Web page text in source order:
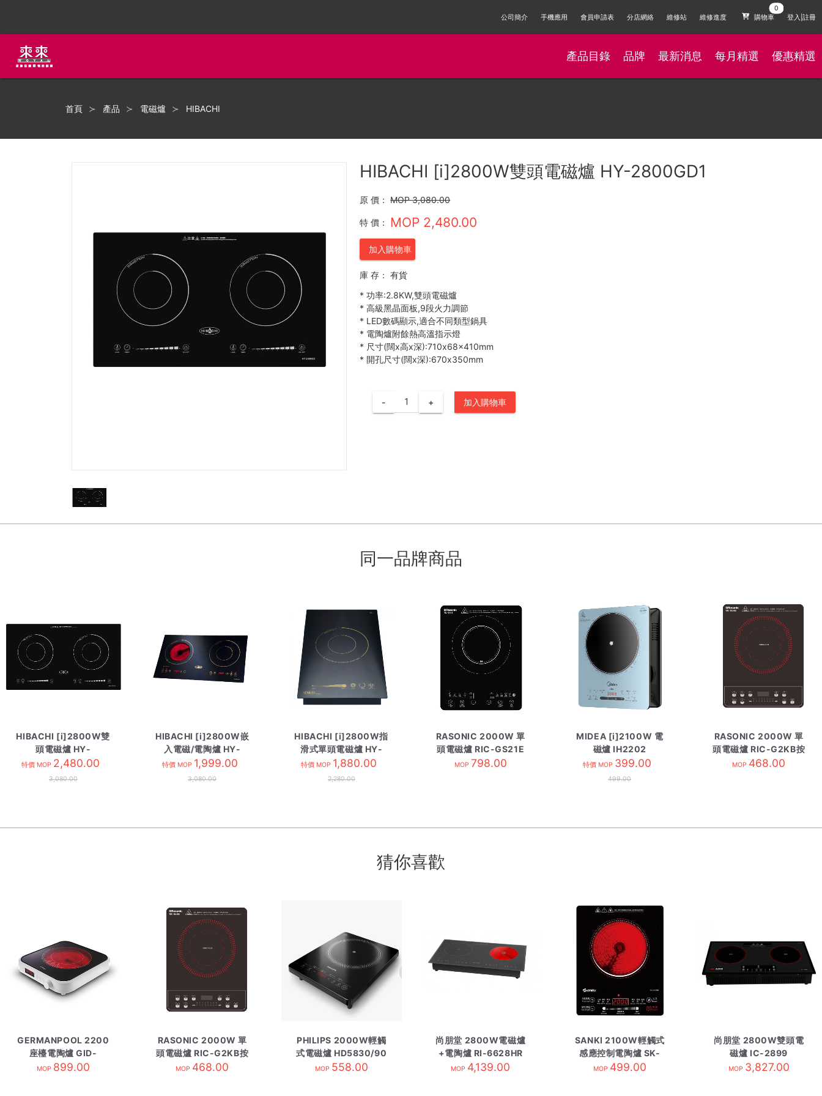
公司簡介 手機應用 會員申請表 分店網絡 維修站 維修進度 購物車 登入|註冊
產品目錄 品牌 最新消息 每月精選 優惠精選
首頁 產品 電磁爐 HIBACHI
HIBACHI [i]2800W雙頭電磁爐 HY-2800GD1
原 價： MOP 3,080.00
特 價： MOP 2,480.00
加入購物車
庫 存：
有貨
* 功率:2.8KW,雙頭電磁爐
* 高級黑晶面板,9段火力調節
* LED數碼顯示,適合不同類型鍋具
* 電陶爐附餘熱高溫指示燈
* 尺寸(闊x高x深):710x68x410mm
* 開孔尺寸(闊x深):670x350mm
- + 加入購物車
同一品牌商品
HIBACHI [i]2800W雙
頭電磁爐 HY-
2800GD1
特價 MOP 2,480.00
3,080.00
HIBACHI [i]2800W嵌
入電磁/電陶爐 HY-
2800CW/CS
特價 MOP 1,999.00
3,080.00
HIBACHI [i]2800W指
滑式單頭電磁爐 HY-
128CD1
特價 MOP 1,880.00
2,280.00
RASONIC 2000W 單
頭電磁爐 RIC-GS21E
MOP 798.00
MIDEA [i]2100W 電
磁爐 IH2202
特價 MOP 399.00
499.00
RASONIC 2000W 單
頭電磁爐 RIC-G2KB按
鍵式
MOP 468.00
猜你喜歡
GERMANPOOL 2200
座檯電陶爐 GID-
SS22T
MOP 899.00
RASONIC 2000W 單
頭電磁爐 RIC-G2KB按
鍵式
MOP 468.00
PHILIPS 2000W輕觸
式電磁爐 HD5830/90
MOP 558.00
尚朋堂 2800W電磁爐
+電陶爐 RI-6628HR
MOP 4,139.00
SANKI 2100W輕觸式
感應控制電陶爐 SK-
JD09A
MOP 499.00
尚朋堂 2800W雙頭電
磁爐 IC-2899
MOP 3,827.00